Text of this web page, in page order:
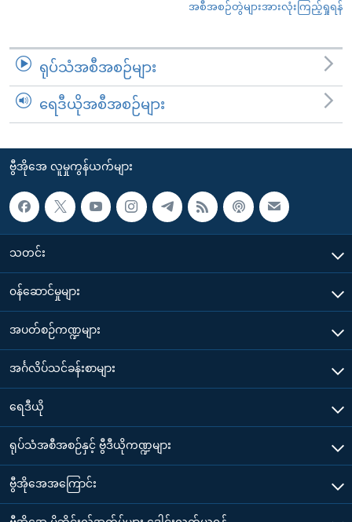
အစီအစဉ်တွဲများအားလုံးကြည့်ရှုရန်
ရုပ်သံအစီအစဉ်များ
ရေဒီယိုအစီအစဉ်များ
ဗွီအိုအေ လူမှုကွန်ယက်များ
သတင်း
၀န်ဆောင်မှုများ
အပတ်စဉ်ကဏ္ဍများ
အင်္ဂလိပ်သင်ခန်းစာများ
ရေဒီယို
ရုပ်သံအစီအစဉ်နှင့် ဗွီဒီယိုကဏ္ဍများ
ဗွီအိုအေအကြောင်း